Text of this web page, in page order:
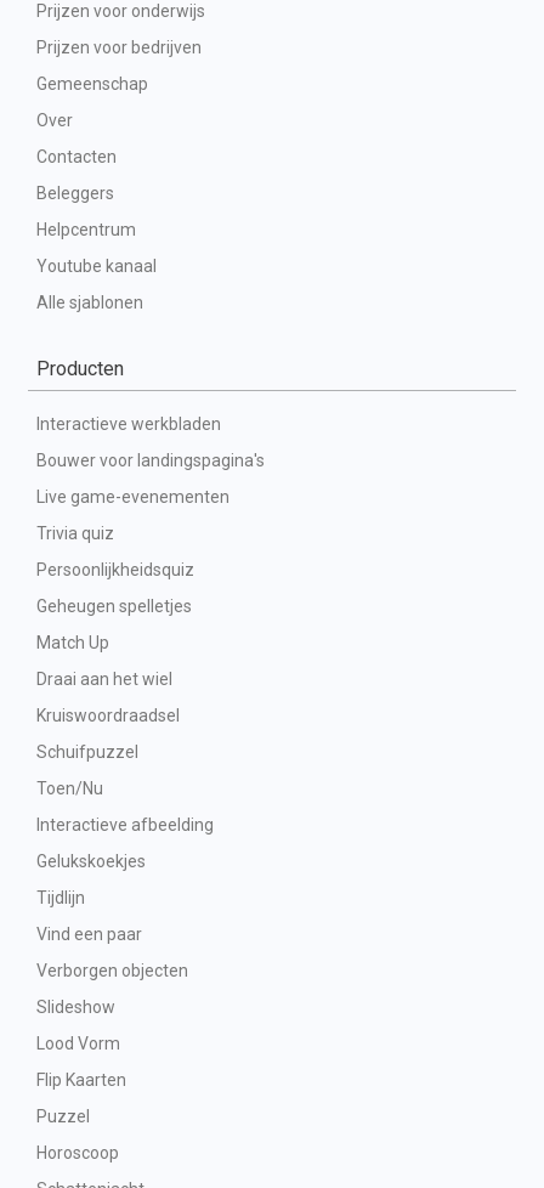
Prijzen voor onderwijs
Prijzen voor bedrijven
Gemeenschap
Over
Contacten
Beleggers
Helpcentrum
Youtube kanaal
Alle sjablonen
Producten
Interactieve werkbladen
Bouwer voor landingspagina's
Live game-evenementen
Trivia quiz
Persoonlijkheidsquiz
Geheugen spelletjes
Match Up
Draai aan het wiel
Kruiswoordraadsel
Schuifpuzzel
Toen/Nu
Interactieve afbeelding
Gelukskoekjes
Tijdlijn
Vind een paar
Verborgen objecten
Slideshow
Lood Vorm
Flip Kaarten
Puzzel
Horoscoop